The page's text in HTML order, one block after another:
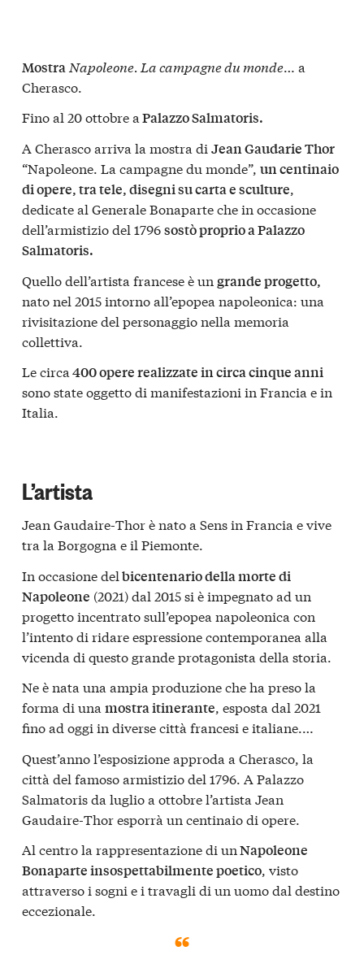
Mostra Napoleone. La campagne du monde… a
Cherasco.
Fino al 20 ottobre a Palazzo Salmatoris.
A Cherasco arriva la mostra di Jean Gaudarie Thor
“Napoleone. La campagne du monde”, un centinaio
di opere, tra tele, disegni su carta e sculture,
dedicate al Generale Bonaparte che in occasione
dell’armistizio del 1796sostò proprio a Palazzo
Salmatoris.
Quello dell’artista francese è un grande progetto,
nato nel 2015 intorno all’epopea napoleonica: una
rivisitazione del personaggio nella memoria
collettiva.
Le circa 400 opere realizzate in circa cinque anni
sono state oggetto di manifestazioni in Francia e in
Italia.
L’artista
Jean Gaudaire-Thor è nato a Sens in Francia e vive
tra la Borgogna e il Piemonte.
In occasione delbicentenario della morte di
Napoleone (2021) dal 2015 si è impegnato ad un
progetto incentrato sull’epopea napoleonica con
l’intento di ridare espressione contemporanea alla
vicenda di questo grande protagonista della storia.
Ne è nata una ampia produzione che ha preso la
forma di una mostra itinerante, esposta dal 2021
fino ad oggi in diverse città francesi e italiane.…
Quest’anno l’esposizione approda a Cherasco, la
città del famoso armistizio del 1796. A Palazzo
Salmatoris da luglio a ottobre l’artista Jean
Gaudaire-Thor esporrà un centinaio di opere.
Al centro la rappresentazione di unNapoleone
Bonaparte insospettabilmente poetico, visto
attraverso i sogni e i travagli di un uomo dal destino
eccezionale.